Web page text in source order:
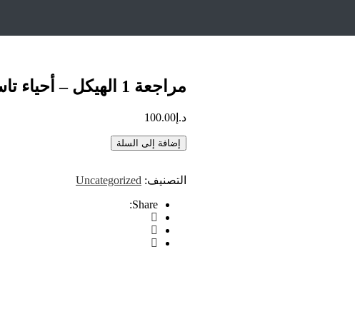
مراجعة 1 الهيكل – أحياء تاسع متقدم
د.إ 100.00
إضافة إلى السلة
التصنيف: Uncategorized
Share: